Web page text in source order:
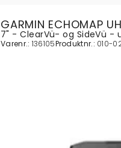
GARMIN ECHOMAP
7" - ClearVü- og SideVü -
Varenr.: 136105Produktnr.: 010-